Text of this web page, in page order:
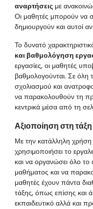
αναρτήσεις με
Οι μαθητές μπορούν να
δημιουργούν και αυτοί
Το δυνατό
και βαθμολόγηση
εργασίες, οι μαθητές
βαθμολογούνται. Σε όλη
σχολιασμού και
να παρακολουθούν τη
κεντρικά μέσα από τη
Αξιοποίηση στη τάξη
Με την κατάλληλη χρήση
χρησιμοποιήσει το
και να οργανώσει όλο το
μαθήματος και να
μαθητές έχουν πάντα
τάξης, όπως επίσης και
εκπαιδευτικό αλλά και